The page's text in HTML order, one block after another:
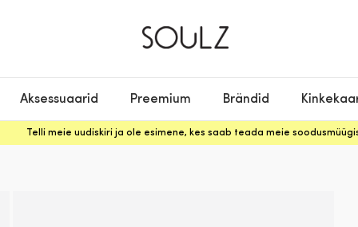
Aksessuaarid Preemium Brändid
Telli meie uudiskiri ja ole esimene, kes saab teada meie